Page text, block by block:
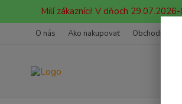
Milí zákazníci! V dňoch
O nás Ako nakupovať Obchodné